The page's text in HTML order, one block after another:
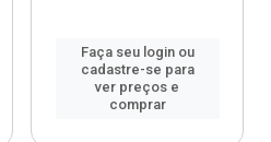
Faça seu login ou
cadastre-se para
ver preços e
comprar